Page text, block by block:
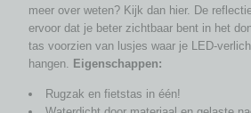
meer over weten? Kijk dan hier. De
ervoor dat je beter zichtbaar bent in het
tas voorzien van lusjes waar je LED-
hangen. Eigenschappen:
Rugzak en fietstas in één!